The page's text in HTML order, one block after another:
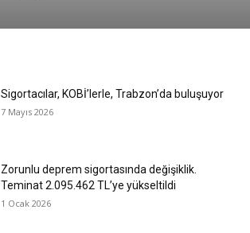
Sigortacılar, KOBİ’lerle, Trabzon’da buluşuyor
7 Mayıs 2026
Zorunlu deprem sigortasında değişiklik.
Teminat 2.095.462 TL’ye yükseltildi
1 Ocak 2026